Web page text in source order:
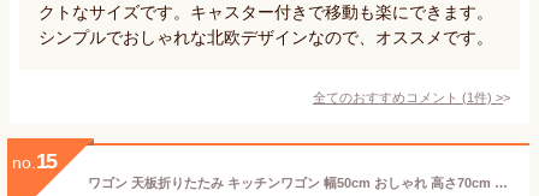
クトなサイズです。キャスター付きで移動も楽にできます。
シンプルでおしゃれな北欧デザインなので、オススメです。
全てのおすすめコメント (1件) >
no. 15
ワゴン 天板折りたたみ キッチンワゴン 幅50cm おしゃれ 高さ70cm 収納 バタフライ ラック 作業 シンプル リビング VBW-50(NA) VBW-50(BR)